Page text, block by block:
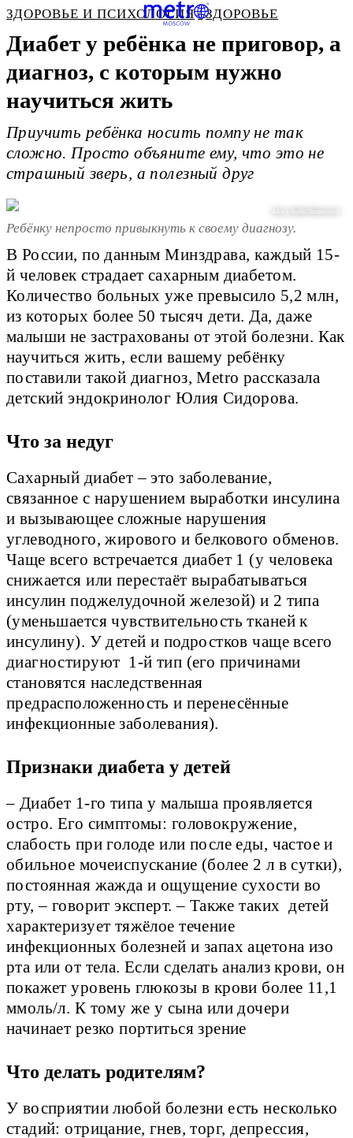
ЗДОРОВЬЕ И ПСИХОЛОГИЯ ЗДОРОВЬЕ
Диабет у ребёнка не приговор, а
диагноз, с которым нужно
научиться жить
Приучить ребёнка носить помпу не так
сложно. Просто объяните ему, что это не
страшный зверь, а полезный друг
Africa Studio/Shutterstock
Ребёнку непросто привыкнуть к своему диагнозу.
В России, по данным Минздрава, каждый 15-
й человек страдает сахарным диабетом.
Количество больных уже превысило 5,2 млн,
из которых более 50 тысяч дети. Да, даже
малыши не застрахованы от этой болезни. Как
научиться жить, если вашему ребёнку
поставили такой диагноз, Metro рассказала
детский эндокринолог Юлия Сидорова.
Что за недуг
Сахарный диабет – это заболевание,
связанное с нарушением выработки инсулина
и вызывающее сложные нарушения
углеводного, жирового и белкового обменов.
Чаще всего встречается диабет 1 (у человека
снижается или перестаёт вырабатываться
инсулин поджелудочной железой) и 2 типа
(уменьшается чувствительность тканей к
инсулину). У детей и подростков чаще всего
диагностируют 1-й тип (его причинами
становятся наследственная
предрасположенность и перенесённые
инфекционные заболевания).
Признаки диабета у детей
– Диабет 1-го типа у малыша проявляется
остро. Его симптомы: головокружение,
слабость при голоде или после еды, частое и
обильное мочеиспускание (более 2 л в сутки),
постоянная жажда и ощущение сухости во
рту, – говорит эксперт. – Также таких детей
характеризует тяжёлое течение
инфекционных болезней и запах ацетона изо
рта или от тела. Если сделать анализ крови, он
покажет уровень глюкозы в крови более 11,1
ммоль/л. К тому же у сына или дочери
начинает резко портиться зрение
Что делать родителям?
У восприятии любой болезни есть несколько
стадий: отрицание, гнев, торг, депрессия,